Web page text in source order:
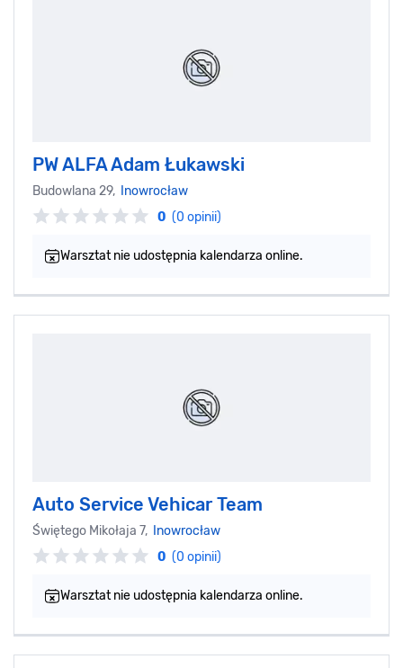
PW ALFA Adam Łukawski
Budowlana 29,
Inowrocław
0 (0 opinii)
Warsztat nie udostępnia kalendarza online.
Auto Service Vehicar Team
Świętego Mikołaja 7,
Inowrocław
0 (0 opinii)
Warsztat nie udostępnia kalendarza online.